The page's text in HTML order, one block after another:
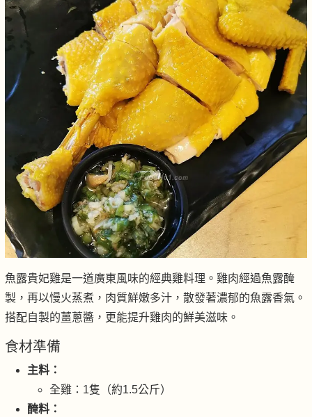
魚露貴妃雞是一道廣東風味的經典雞料理。雞肉經過魚露醃
製，再以慢火蒸煮，肉質鮮嫩多汁，散發著濃郁的魚露香氣。
搭配自製的薑蔥醬，更能提升雞肉的鮮美滋味。
食材準備
主料：
全雞：1隻（約1.5公斤）
醃料：